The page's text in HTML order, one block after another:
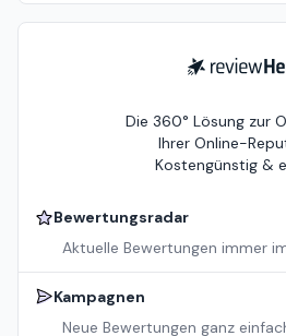
ReviewHero
Die 360° Lösung zur
Ihrer Online-
Kostengünstig &
Bewertungsradar
Aktuelle Bewertungen immer
Kampagnen
Neue Bewertungen ganz